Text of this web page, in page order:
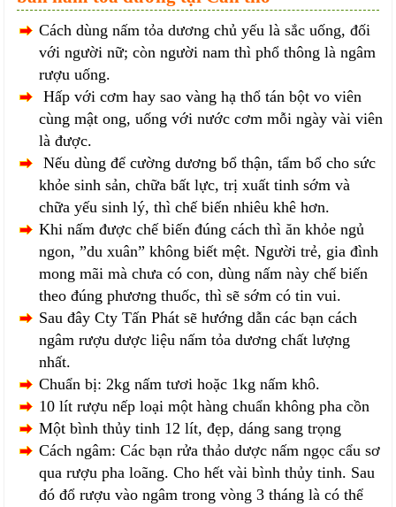
Cách dùng nấm tỏa dương chủ yếu là sắc uống, đối
với người nữ; còn người nam thì phổ thông là ngâm
rượu uống.
Hấp với cơm hay sao vàng hạ thổ tán bột vo viên
cùng mật ong, uống với nước cơm mỗi ngày vài viên
là được.
Nếu dùng để cường dương bổ thận, tẩm bổ cho sức
khỏe sinh sản, chữa bất lực, trị xuất tinh sớm và
chữa yếu sinh lý, thì chế biến nhiêu khê hơn.
Khi nấm được chế biến đúng cách thì ăn khỏe ngủ
ngon, ”du xuân” không biết mệt. Người trẻ, gia đình
mong mãi mà chưa có con, dùng nấm này chế biến
theo đúng phương thuốc, thì sẽ sớm có tin vui.
Sau đây Cty Tấn Phát sẽ hướng dẫn các bạn cách
ngâm rượu dược liệu nấm tỏa dương chất lượng
nhất.
Chuẩn bị: 2kg nấm tươi hoặc 1kg nấm khô.
10 lít rượu nếp loại một hàng chuẩn không pha cồn
Một bình thủy tinh 12 lít, đẹp, dáng sang trọng
Cách ngâm: Các bạn rửa thảo dược nấm ngọc cẩu sơ
qua rượu pha loãng. Cho hết vài bình thủy tinh. Sau
đó đổ rượu vào ngâm trong vòng 3 tháng là có thể